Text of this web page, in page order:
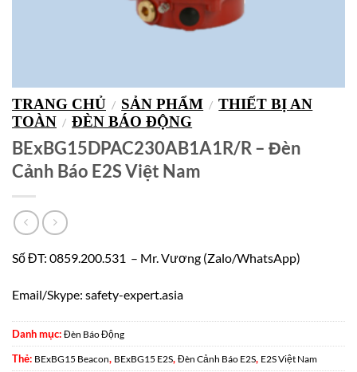
TRANG CHỦ / SẢN PHẨM / THIẾT BỊ AN
TOÀN / ĐÈN BÁO ĐỘNG
BExBG15DPAC230AB1A1R/R – Đèn
Cảnh Báo E2S Việt Nam
Số ĐT: 0859.200.531 – Mr. Vương (Zalo/WhatsApp)
Email/Skype: safety-expert.asia
Danh mục: Đèn Báo Động
Thẻ: BExBG15 Beacon, BExBG15 E2S, Đèn Cảnh Báo E2S, E2S Việt Nam